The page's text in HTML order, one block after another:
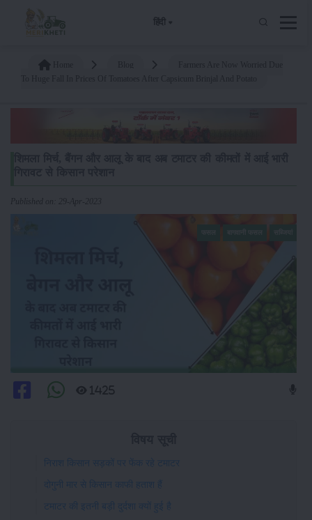
हिंदी
Published on: 29-Apr-2023
1425
निराश किसान सड़कों पर फेंक रहे टमाटर
दोगुनी मार से किसान काफी हताश हैं
टमाटर की इतनी बड़ी दुर्दशा क्यों हुई है